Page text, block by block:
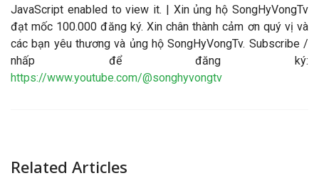
JavaScript enabled to view it. | Xin ủng hộ SongHyVongTv
đạt mốc 100.000 đăng ký. Xin chân thành cảm ơn quý vị và
các bạn yêu thương và ủng hộ SongHyVongTv. Subscribe /
nhấp để đăng ký:
https://www.youtube.com/@songhyvongtv
Related Articles